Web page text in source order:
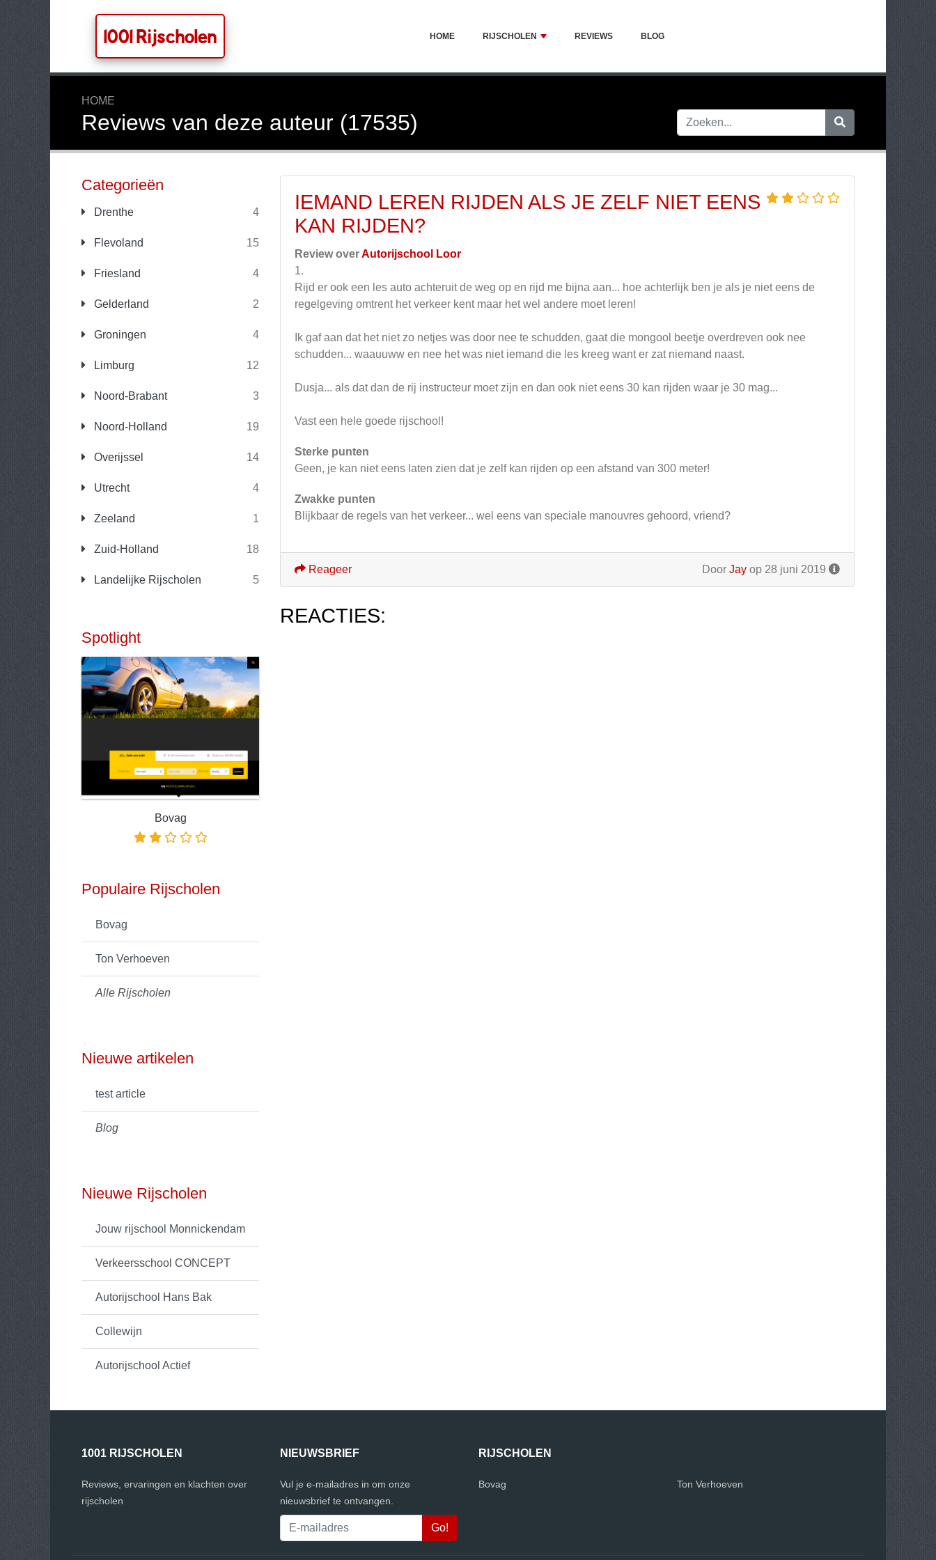
1001 Rijscholen HOME RIJSCHOLEN REVIEWS BLOG
HOME
Reviews van deze auteur (17535)
Categorieën
Drenthe 4
Flevoland 15
Friesland 4
Gelderland 2
Groningen 4
Limburg 12
Noord-Brabant 3
Noord-Holland 19
Overijssel 14
Utrecht 4
Zeeland 1
Zuid-Holland 18
Landelijke Rijscholen 5
Spotlight
Bovag
Populaire Rijscholen
Bovag
Ton Verhoeven
Alle Rijscholen
Nieuwe artikelen
test article
Blog
Nieuwe Rijscholen
Jouw rijschool Monnickendam
Verkeersschool CONCEPT
Autorijschool Hans Bak
Collewijn
Autorijschool Actief
IEMAND LEREN RIJDEN ALS JE ZELF NIET EENS
KAN RIJDEN?
Review overAutorijschool Loor
1.
Rijd er ook een les auto achteruit de weg op en rijd me bijna aan... hoe achterlijk ben je als je niet eens de
regelgeving omtrent het verkeer kent maar het wel andere moet leren!
Ik gaf aan dat het niet zo netjes was door nee te schudden, gaat die mongool beetje overdreven ook nee
schudden... waauuww en nee het was niet iemand die les kreeg want er zat niemand naast.
Dusja... als dat dan de rij instructeur moet zijn en dan ook niet eens 30 kan rijden waar je 30 mag...
Vast een hele goede rijschool!
Sterke punten
Geen, je kan niet eens laten zien dat je zelf kan rijden op een afstand van 300 meter!
Zwakke punten
Blijkbaar de regels van het verkeer... wel eens van speciale manouvres gehoord, vriend?
Door Jay op 28 juni 2019
Reageer
REACTIES:
1001 RIJSCHOLEN
Reviews, ervaringen en klachten over
rijscholen
NIEUWSBRIEF
Vul je e-mailadres in om onze
nieuwsbrief te ontvangen.
RIJSCHOLEN
Bovag Ton Verhoeven